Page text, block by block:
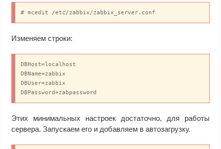
# mcedit /etc/zabbix/zabbix_server.conf
Изменяем строки:
DBHost=localhost
DBName=zabbix
DBUser=zabbix
DBPassword=zabpassword
Этих минимальных настроек достаточно, для работы
сервера. Запускаем его и добавляем в автозагрузку.